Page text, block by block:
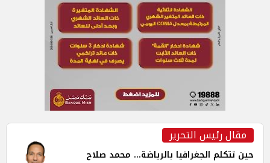
مقال رئيس التحرير
حين تتكلم الجغرافيا بالرياضة... محمد صلاح